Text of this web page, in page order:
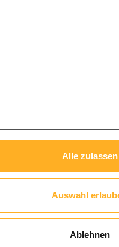
Alle zulassen
Auswahl
Ablehnen